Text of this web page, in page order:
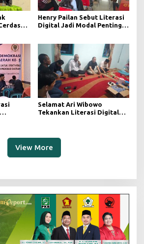
Henry Pailan Sebut Literasi
Digital Jadi Modal Penting
Selamat Ari Wibowo
Tekankan Literasi Digital
View More